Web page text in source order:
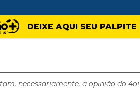
DEIXE AQUI SEU
necessariamente, a opinião do